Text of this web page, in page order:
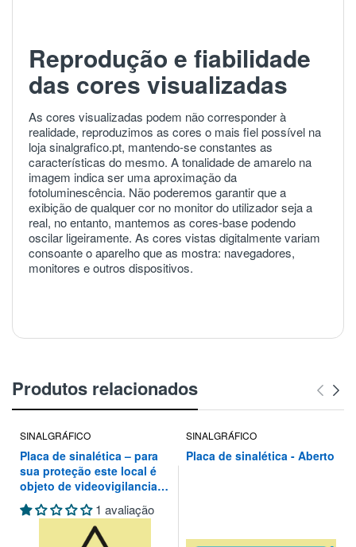
Reprodução e fiabilidade
das cores visualizadas
As cores visualizadas podem não corresponder à
realidade, reproduzimos as cores o mais fiel possível na
loja sinalgrafico.pt, mantendo-se constantes as
características do mesmo. A tonalidade de amarelo na
imagem indica ser uma aproximação da
fotoluminescência. Não poderemos garantir que a
exibição de qualquer cor no monitor do utilizador seja a
real, no entanto, mantemos as cores-base podendo
oscilar ligeiramente. As cores vistas digitalmente variam
consoante o aparelho que as mostra: navegadores,
monitores e outros dispositivos.
Produtos relacionados
SINALGRÁFICO
Placa de sinalética – para
sua proteção este local é
objeto de videovigilancia
de um circuito fechado de
televisão, procedendo-se à
gravação de imagem e som
1 avaliação
SINALGRÁFICO
Placa de sinalética - Aberto